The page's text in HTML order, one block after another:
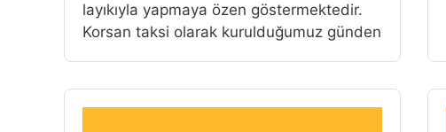
layıkıyla yapmaya özen göstermektedir.
Korsan taksi olarak kurulduğumuz günden